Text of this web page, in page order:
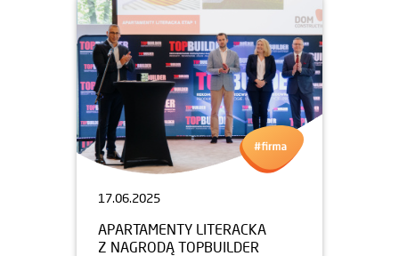
17.06.2025
APARTAMENTY LITERACKA
Z NAGRODĄ TOPBUILDER